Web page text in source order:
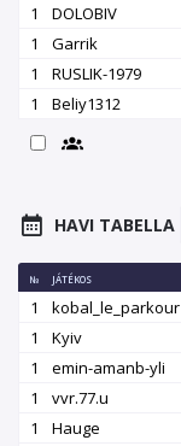
1
DOLOBIV
1
Garrik
1
RUSLIK-1979
1
Beliy1312
HAVI TABELLA
№ JÁTÉKOS
1 kobal_le_parkour
1
Kyiv
1
emin-amanb-yli
1
vvr.77.u
1
Hauge